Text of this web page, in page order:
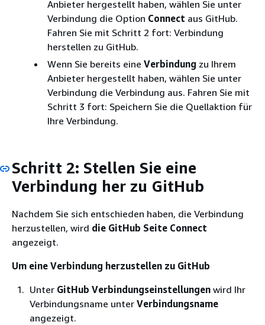
Anbieter hergestellt haben, wählen Sie unter
Verbindung die Option Connect aus GitHub.
Fahren Sie mit Schritt 2 fort: Verbindung
herstellen zu GitHub.
Wenn Sie bereits eine Verbindung zu Ihrem
Anbieter hergestellt haben, wählen Sie unter
Verbindung die Verbindung aus. Fahren Sie mit
Schritt 3 fort: Speichern Sie die Quellaktion für
Ihre Verbindung.
Schritt 2: Stellen Sie eine
Verbindung her zu GitHub
Nachdem Sie sich entschieden haben, die Verbindung
herzustellen, wird die GitHub Seite Connect
angezeigt.
Um eine Verbindung herzustellen zu GitHub
Unter GitHub Verbindungseinstellungen wird Ihr
Verbindungsname unter Verbindungsname
angezeigt.